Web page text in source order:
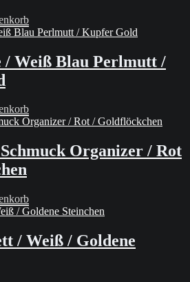
/ Weiß Blau Perlmutt /
Organizer / Rot
/ Weiß / Goldene